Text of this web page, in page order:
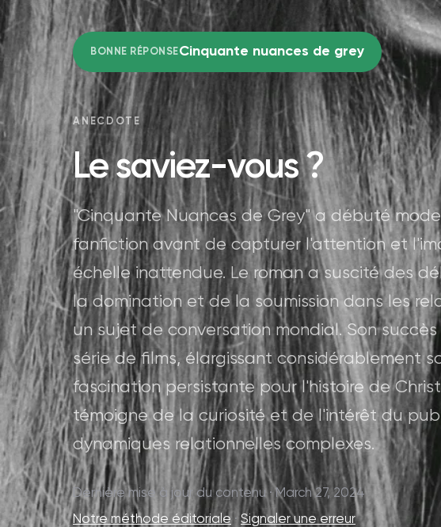
BONNE RÉPONSECinquante nuances de grey
ANECDOTE
Le saviez-vous ?
"Cinquante Nuances de Grey" a débuté
fanfiction avant de capturer l'attention et
échelle inattendue. Le roman a suscité des
la domination et de la soumission dans les
un sujet de conversation mondial. Son
série de films, élargissant considérablement
fascination persistante pour l'histoire de
témoigne de la curiosité et de l'intérêt du
dynamiques relationnelles complexes.
Dernière mise à jour du contenu · March 27, 2024
Notre méthode éditoriale · Signaler une erreur